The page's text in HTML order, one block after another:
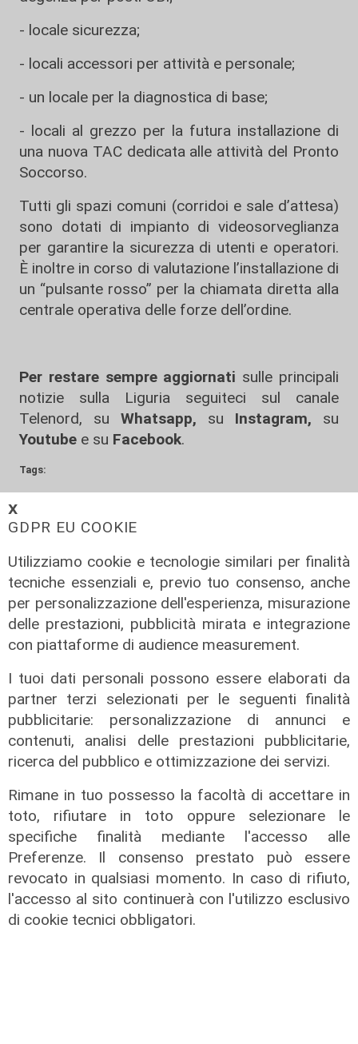
𝗫
GDPR EU COOKIE
Utilizziamo cookie e tecnologie similari per finalità
tecniche essenziali e, previo tuo consenso, anche
per personalizzazione dell'esperienza, misurazione
delle prestazioni, pubblicità mirata e integrazione
con piattaforme di audience measurement.
I tuoi dati personali possono essere elaborati da
partner terzi selezionati per le seguenti finalità
pubblicitarie: personalizzazione di annunci e
contenuti, analisi delle prestazioni pubblicitarie,
ricerca del pubblico e ottimizzazione dei servizi.
Rimane in tuo possesso la facoltà di accettare in
toto, rifiutare in toto oppure selezionare le
specifiche finalità mediante l'accesso alle
Preferenze. Il consenso prestato può essere
revocato in qualsiasi momento. In caso di rifiuto,
l'accesso al sito continuerà con l'utilizzo esclusivo
di cookie tecnici obbligatori.
- locale sicurezza;
- locali accessori per attività e personale;
- un locale per la diagnostica di base;
- locali al grezzo per la futura installazione di
una nuova TAC dedicata alle attività del Pronto
Soccorso.
Tutti gli spazi comuni (corridoi e sale d’attesa)
sono dotati di impianto di videosorveglianza
per garantire la sicurezza di utenti e operatori.
È inoltre in corso di valutazione l’installazione di
un “pulsante rosso” per la chiamata diretta alla
centrale operativa delle forze dell’ordine.
Per restare sempre aggiornati sulle principali
notizie sulla Liguria seguiteci sul canale
Telenord, su
Whatsapp, su Instagram, su
Youtube e su Facebook.
Tags:
Condividi:
ALTRE NOTIZIE